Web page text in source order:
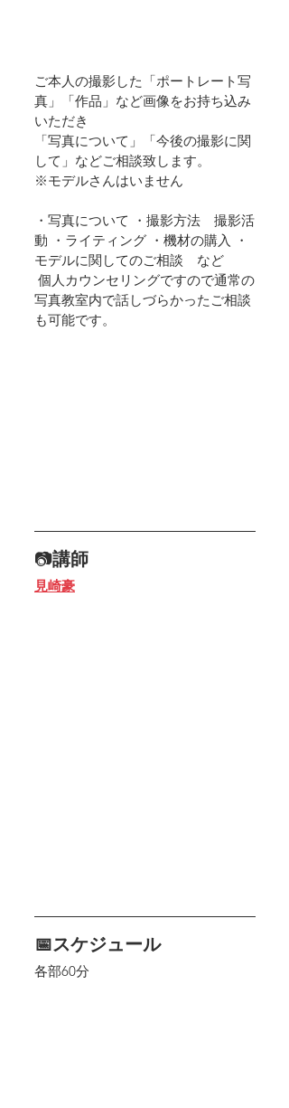
ご本人の撮影した「ポートレート写
真」「作品」など画像をお持ち込み
いただき
「写真について」「今後の撮影に関
して」などご相談致します。
※モデルさんはいません
・写真について ・撮影方法　撮影活
動 ・ライティング ・機材の購入 ・
モデルに関してのご相談　など
写真教室内で話しづらかったご相談
も可能です。
📷講師
見崎豪
📅スケジュール
各部60分